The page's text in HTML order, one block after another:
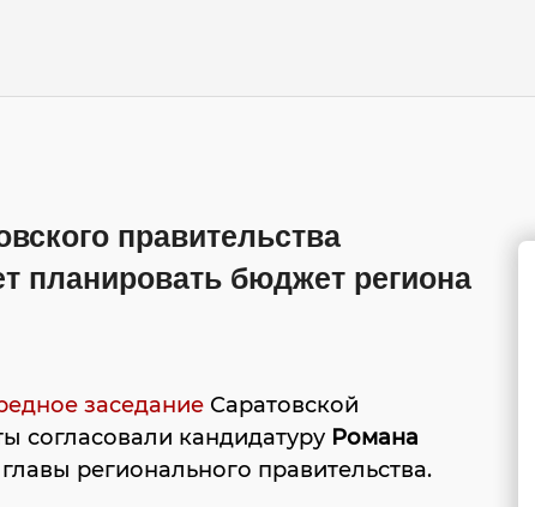
правительства
планировать бюджет региона
заседание Саратовской
согласовали кандидатуру Романа
регионального правительства.